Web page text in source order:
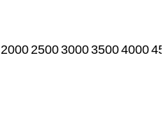
20002500300035004000